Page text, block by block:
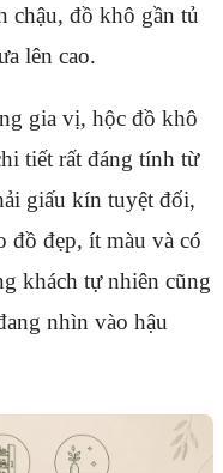
chậu, đồ khô gần tủ
lên cao.
gia vị, hộc đồ khô
tiết rất đáng tính từ
giấu kín tuyệt đối,
đồ đẹp, ít màu và có
khách tự nhiên cũng
nhìn vào hậu